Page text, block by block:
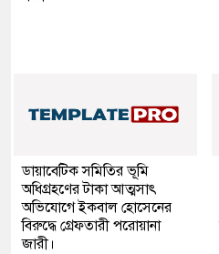
ডায়াবেটিক সমিতির ভূমি
অধিগ্রহণের টাকা আত্মসাৎ
অভিযোগে ইকবাল হোসেনের
বিরুদ্ধে গ্রেফতারী পরোয়ানা
জারী।